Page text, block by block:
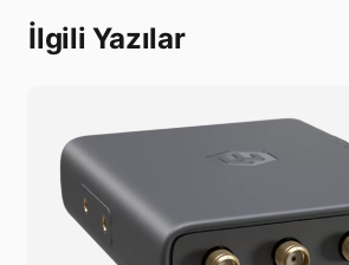
İlgili Yazılar